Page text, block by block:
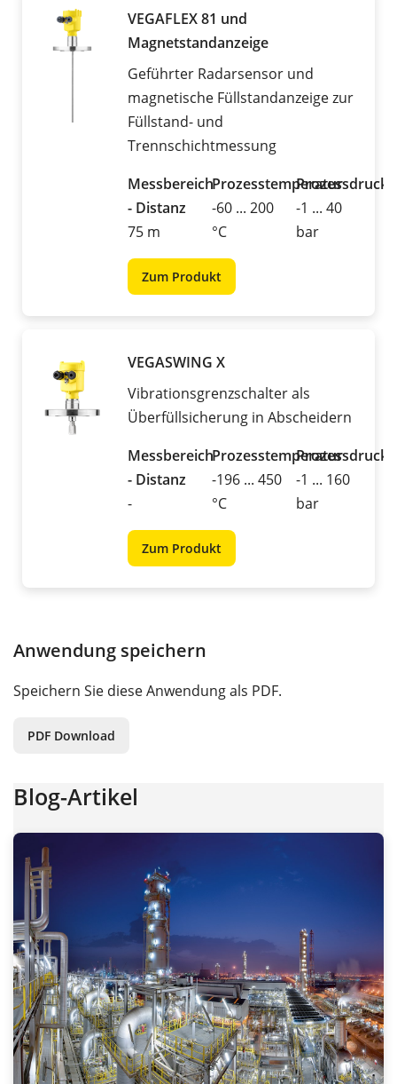
VEGAFLEX 81 und
Magnetstandanzeige
Geführter Radarsensor und
magnetische Füllstandanzeige zur
Füllstand- und
Trennschichtmessung
Messbereich
- Distanz
75 m
Prozesstemperatur
-60 ... 200
°C
Prozessdruck
-1 ... 40
bar
Zum Produkt
VEGASWING X
Vibrationsgrenzschalter als
Überfüllsicherung in Abscheidern
Messbereich
- Distanz
-
Prozesstemperatur
-196 ... 450
°C
Prozessdruck
-1 ... 160
bar
Zum Produkt
Anwendung speichern
Speichern Sie diese Anwendung als PDF.
PDF Download
Blog-Artikel